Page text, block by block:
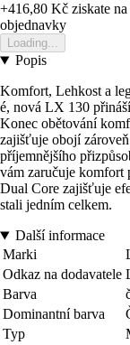
+416,80 Kč ziskate
objednavky
Loading...
Popis
Komfort, Lehkost a
é, nová LX 130
Konec obětování
zajišťuje obojí
příjemnějšího
vám zaručuje komfort
Dual Core zajišťuje
stali jedním celkem.
Další informace
Marki
Odkaz na dodavatele
Barva
Dominantní barva
Typ